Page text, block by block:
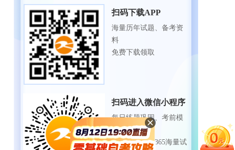
扫码下载APP
海量历年试题、备考资
料
免费下载领取
扫码进入微信小程序
每日练题巩固、考前模
拟实战
免费体验自考365海量试